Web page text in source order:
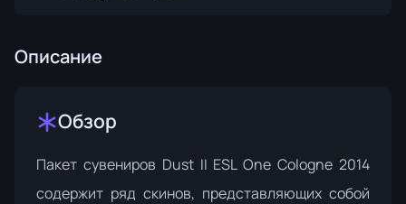
Описание
Обзор
Пакет сувениров Dust II ESL One Cologne 2014
содержит ряд скинов, представляющих собой